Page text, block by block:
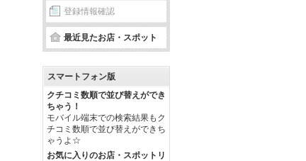
登録情報確認
最近見たお店・スポット
スマートフォン版
クチコミ数順で並び替えができ
ちゃう！
モバイル端末での検索結果もク
チコミ数順で並び替えができち
ゃうよ☆
お気に入りのお店・スポットリ